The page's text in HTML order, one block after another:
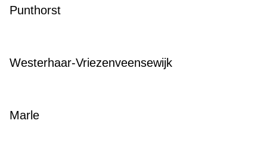
Punthorst
Westerhaar-Vriezenveensewijk
Marle